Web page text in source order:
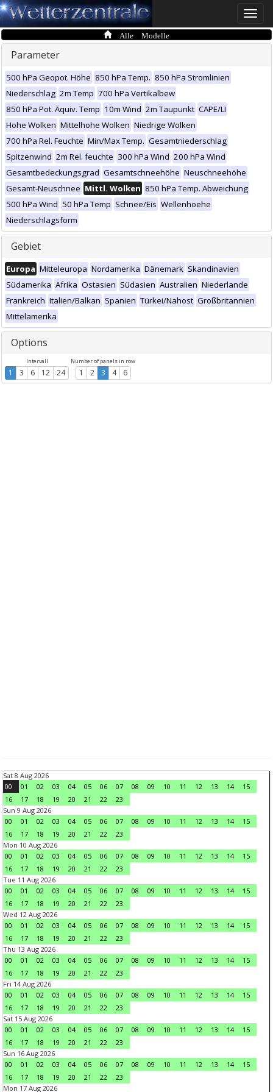
Toggle
Alle Modelle
Parameter
500 hPa Geopot. Höhe 850 hPa Temp. 850 hPa Stromlinien
Niederschlag 2m Temp 700 hPa Vertikalbew
850 hPa Pot. Äquiv. Temp 10m Wind 2m Taupunkt CAPE/LI
Hohe Wolken Mittelhohe Wolken Niedrige Wolken
700 hPa Rel. Feuchte Min/Max Temp. Gesamtniederschlag
Spitzenwind 2m Rel. feuchte 300 hPa Wind 200 hPa Wind
Gesamtbedeckungsgrad Gesamtschneehöhe Neuschneehöhe
Gesamt-Neuschnee Mittl. Wolken 850 hPa Temp. Abweichung
500 hPa Wind 50 hPa Temp Schnee/Eis Wellenhoehe
Niederschlagsform
Gebiet
Europa Mitteleuropa Nordamerika Dänemark Skandinavien
Südamerika Afrika Ostasien Südasien Australien Niederlande
Frankreich Italien/Balkan Spanien Türkei/Nahost Großbritannien
Mittelamerika
Options
Intervall
1 3 6 12 24
Number of panels in row
1 2 3 4 6
Sat 8 Aug 2026
00
01 02 03 04 05 06 07 08 09 10 11 12 13 14
15
16
17 18 19 20 21 22
23
Sun 9 Aug 2026
00
01 02 03 04 05 06 07 08 09 10 11 12 13 14
15
16
17 18 19 20 21 22
23
Mon 10 Aug 2026
00
01 02 03 04 05 06 07 08 09 10 11 12 13 14
15
16
17 18 19 20 21 22
23
Tue 11 Aug 2026
00
01 02 03 04 05 06 07 08 09 10 11 12 13 14
15
16
17 18 19 20 21 22
23
Wed 12 Aug 2026
00
01 02 03 04 05 06 07 08 09 10 11 12 13 14
15
16
17 18 19 20 21 22
23
Thu 13 Aug 2026
00
01 02 03 04 05 06 07 08 09 10 11 12 13 14
15
16
17 18 19 20 21 22
23
Fri 14 Aug 2026
00
01 02 03 04 05 06 07 08 09 10 11 12 13 14
15
16
17 18 19 20 21 22
23
Sat 15 Aug 2026
00
01 02 03 04 05 06 07 08 09 10 11 12 13 14
15
16
17 18 19 20 21 22
23
Sun 16 Aug 2026
00
01 02 03 04 05 06 07 08 09 10 11 12 13 14
15
16
17 18 19 20 21 22
23
Mon 17 Aug 2026